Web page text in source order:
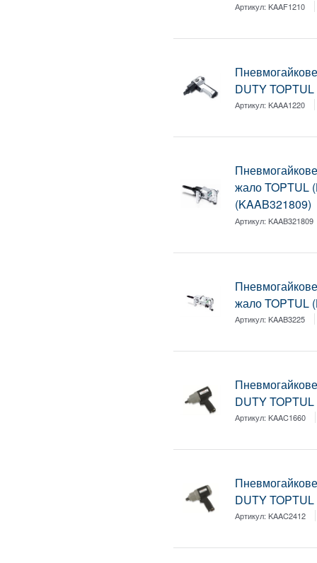
Артикул:KAAF1210
DUTY
Артикул:KAAA1220
жало TOPTUL
(KAAB321809)
Артикул:KAAB321809
жало TOPTUL
Артикул:KAAB3225
DUTY
Артикул:KAAC1660
DUTY
Артикул:KAAC2412